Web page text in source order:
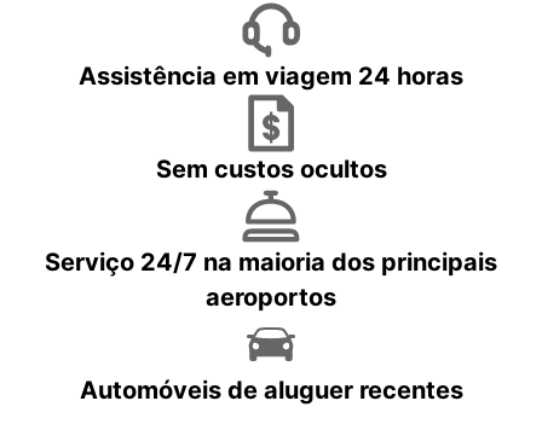
Assistência em viagem 24 horas
Sem custos ocultos
Serviço 24/7 na maioria dos principais
aeroportos
Automóveis de aluguer recentes